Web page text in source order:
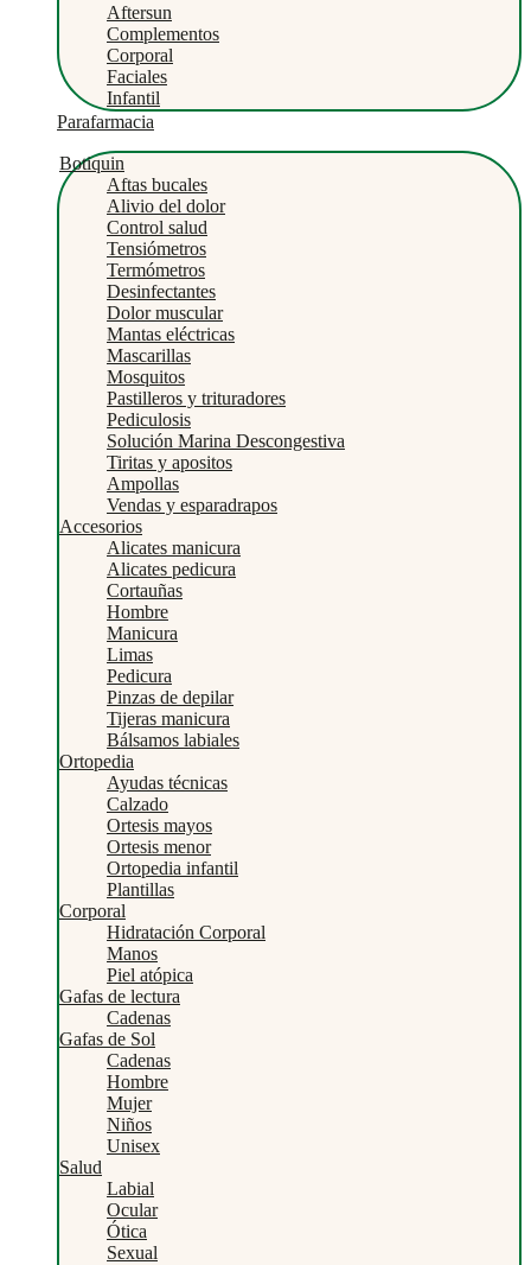
Aftersun
Complementos
Corporal
Faciales
Infantil
Parafarmacia
Botiquin
Aftas bucales
Alivio del dolor
Control salud
Tensiómetros
Termómetros
Desinfectantes
Dolor muscular
Mantas eléctricas
Mascarillas
Mosquitos
Pastilleros y trituradores
Pediculosis
Solución Marina Descongestiva
Tiritas y apositos
Ampollas
Vendas y esparadrapos
Accesorios
Alicates manicura
Alicates pedicura
Cortauñas
Hombre
Manicura
Limas
Pedicura
Pinzas de depilar
Tijeras manicura
Bálsamos labiales
Ortopedia
Ayudas técnicas
Calzado
Ortesis mayos
Ortesis menor
Ortopedia infantil
Plantillas
Corporal
Hidratación Corporal
Manos
Piel atópica
Gafas de lectura
Cadenas
Gafas de Sol
Cadenas
Hombre
Mujer
Niños
Unisex
Salud
Labial
Ocular
Ótica
Sexual